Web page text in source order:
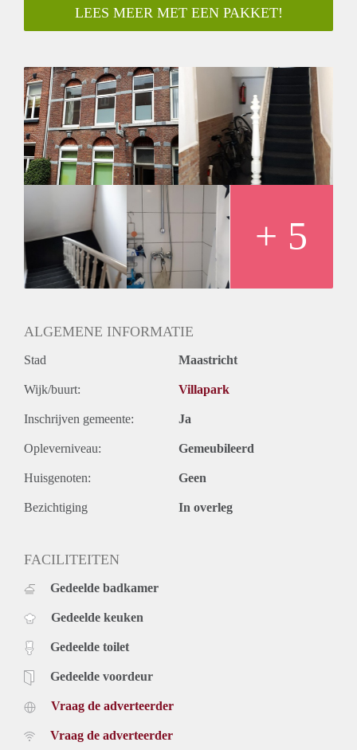
verdieping achterzijde en is voorzien van een laminaatvloer
en een eigen keukenblok met koelkast.
Badkamer is voorzien van een inloopdouche en wastafel. De
toilet is separaat. Dit alles dient te worden gedeeld met 3
medebewoners.
De huurprijs incl. GWE bedraagt € 420,- Waarborgsom
gelijk aan 1 maandhuur.
LEES MEER MET EEN PAKKET!
+ 5
ALGEMENE INFORMATIE
Stad Maastricht
Wijk/buurt: Villapark
Inschrijven gemeente: Ja
Opleverniveau: Gemeubileerd
Huisgenoten: Geen
Bezichtiging In overleg
FACILITEITEN
Gedeelde badkamer
Gedeelde keuken
Gedeelde toilet
Gedeelde voordeur
Vraag de adverteerder
Vraag de adverteerder